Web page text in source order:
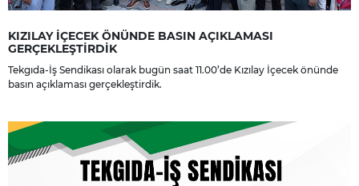
KIZILAY İÇECEK ÖNÜNDE BASIN AÇIKLAMASI
GERÇEKLEŞTİRDİK
Tekgıda-İş Sendikası olarak bugün saat 11.00’de Kızılay İçecek önünde
basın açıklaması gerçekleştirdik.